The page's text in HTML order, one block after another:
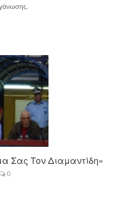
Σας Τον Διαμαντίδη»
0